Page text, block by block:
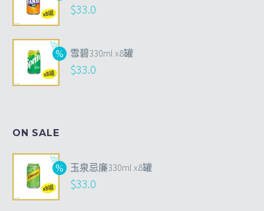
$33.0
雪碧330ml x8罐
$33.0
ON SALE
玉泉忌廉330ml x8罐
$33.0